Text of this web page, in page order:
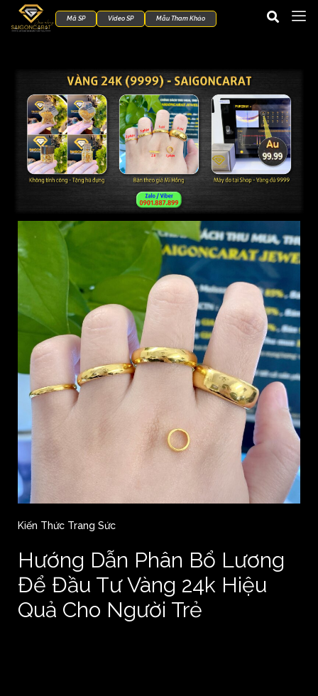
Mã SP Video SP Mẫu Tham Khảo
Kiến Thức Trang Sức
Hướng Dẫn Phân Bổ Lương
Để Đầu Tư Vàng 24k Hiệu
Quả Cho Người Trẻ